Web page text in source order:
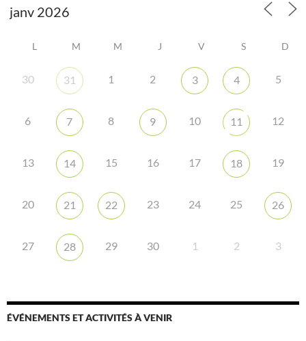
L M M J V S D
30 31 1 2 3 4 5
6 7 8 9 10 11 12
13 14 15 16 17 18 19
20 21 22 23 24 25 26
27 28 29 30 1 2 3
ÉVÉNEMENTS ET ACTIVITÉS À VENIR